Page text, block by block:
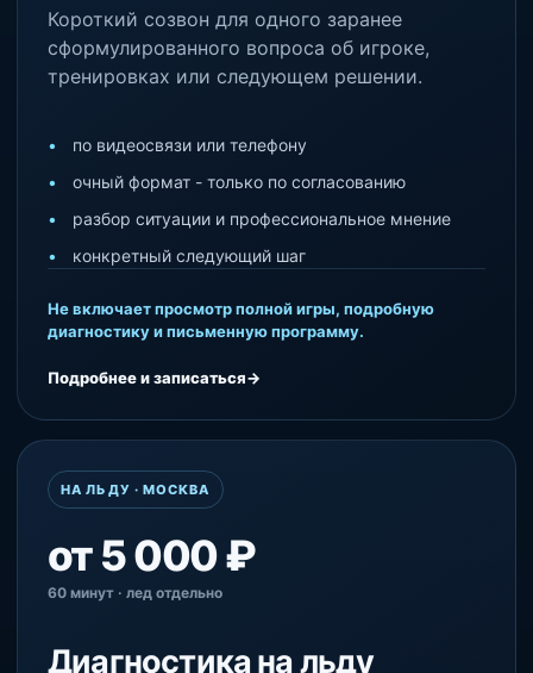
Короткий созвон для одного заранее
сформулированного вопроса об игроке,
тренировках или следующем решении.
по видеосвязи или телефону
очный формат - только по согласованию
разбор ситуации и профессиональное мнение
конкретный следующий шаг
Не включает просмотр полной игры, подробную
диагностику и письменную программу.
Подробнее и записаться→
НА ЛЬДУ · МОСКВА
от 5 000 ₽
60 минут · лед отдельно
Диагностика на льду